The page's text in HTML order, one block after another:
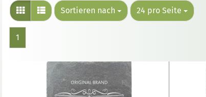
Sortieren nach 24 pro Seite
1